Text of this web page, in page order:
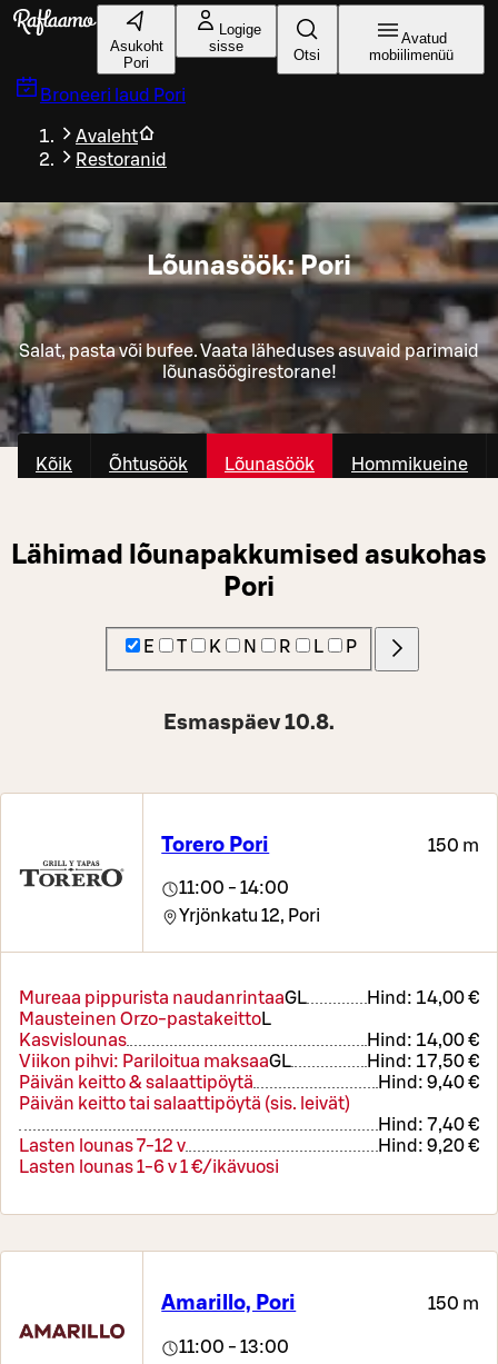
Liigu peamise sisu juurde
Asukoht
Pori
Logige
sisse
Otsi
Avatud
mobiilimenüü
Broneeri laud Pori
Avaleht
Restoranid
Lõunasöök: Pori
Salat, pasta või bufee. Vaata läheduses asuvaid parimaid
lõunasöögirestorane!
Kõik Õhtusöök Lõunasöök Hommikueine
Lähimad lõunapakkumised asukohas
Pori
E T K N R L P
Esmaspäev 10.8.
Torero Pori 150 m
11:00 - 14:00
Yrjönkatu 12, Pori
Mureaa pippurista naudanrintaaGL Hind: 14,00 €
Mausteinen Orzo-pastakeittoL
Kasvislounas
Hind: 14,00 €
Viikon pihvi: Pariloitua maksaaGL Hind: 17,50 €
Päivän keitto & salaattipöytä
Hind: 9,40 €
Päivän keitto tai salaattipöytä (sis. leivät)
Hind: 7,40 €
Lasten lounas 7-12 v
Hind: 9,20 €
Lasten lounas 1-6 v 1 €/ikävuosi
Amarillo, Pori 150 m
11:00 - 13:00